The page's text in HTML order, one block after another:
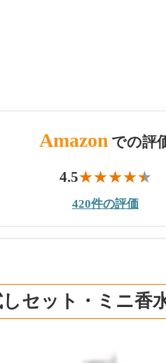
Amazon での評
4.5
420件の評価
セット・ミニ香